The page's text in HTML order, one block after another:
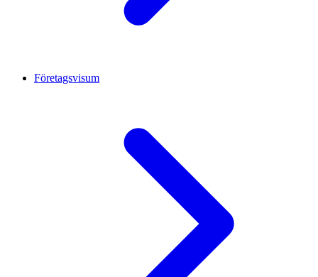
Företagsvisum